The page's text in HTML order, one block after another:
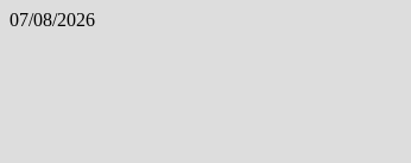
Skip
07/08/2026